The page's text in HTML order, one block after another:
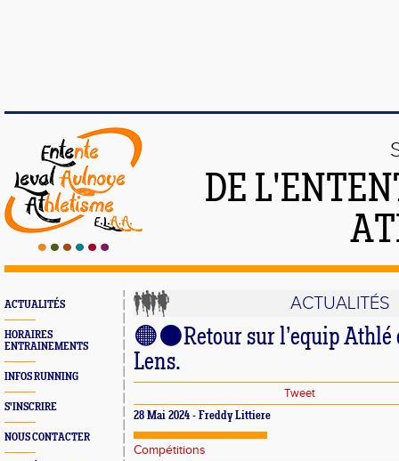
DE
ACTUALITÉS
HORAIRES
ENTRAINEMENTS
INFOS RUNNING
S'INSCRIRE
NOUS CONTACTER
ACTUALITÉS
🟠⚫Retour sur l’equip Athlé
Lens.
Tweet
28 Mai 2024 - Freddy Littiere
Compétitions